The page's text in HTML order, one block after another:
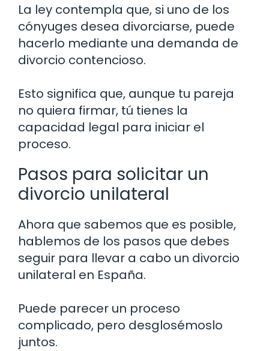
La ley contempla que, si uno de los
cónyuges desea divorciarse, puede
hacerlo mediante una demanda de
divorcio contencioso.
Esto significa que, aunque tu pareja
no quiera firmar, tú tienes la
capacidad legal para iniciar el
proceso.
Pasos para solicitar un
divorcio unilateral
Ahora que sabemos que es posible,
hablemos de los pasos que debes
seguir para llevar a cabo un divorcio
unilateral en España.
Puede parecer un proceso
complicado, pero desglosémoslo
juntos.